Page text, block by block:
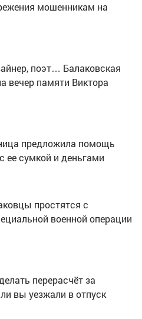
мошенникам на
поэт… Балаковская
вечер памяти Виктора
предложила помощь
ее сумкой и деньгами
простятся с
военной операции
перерасчёт за
вы уезжали в отпуск